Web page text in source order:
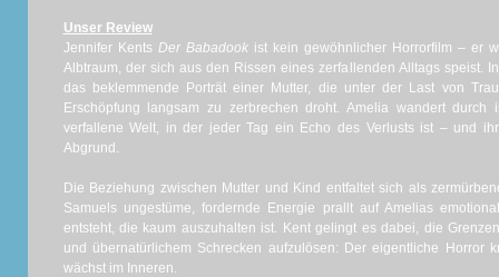
Unser Review
Jennifer Kents Der Babadookist kein gewöhnlicher Horrorfilm – er
Albtraum, der sich aus den Rissen eines zerfallenden Alltags speist.
das beklemmende Porträt einer Mutter, die unter der Last von
Erschöpfung langsam zu zerbrechen droht. Amelia wandert
verfallene Welt, in der jeder Tag ein Echo des Verlusts ist – und
Abgrund.
Die Beziehung zwischen Mutter und Kind entfaltet sich als
Samuels ungestüme, fordernde Energie prallt auf Amelias
entsteht, die kaum auszuhalten ist. Kent gelingt es dabei, die
und übernatürlichem Schrecken aufzulösen: Der eigentliche Horror
wächst im Inneren.